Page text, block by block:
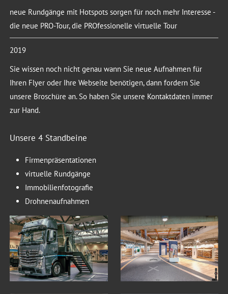
neue Rundgänge mit Hotspots sorgen für noch mehr Interesse -
die neue PRO-Tour, die PROfessionelle virtuelle Tour
2019
Sie wissen noch nicht genau wann Sie neue Aufnahmen für
Ihren Flyer oder Ihre Webseite benötigen, dann fordern Sie
unsere Broschüre an. So haben Sie unsere Kontaktdaten immer
zur Hand.
Unsere 4 Standbeine
Firmenpräsentationen
virtuelle Rundgänge
Immobilienfotografie
Drohnenaufnahmen